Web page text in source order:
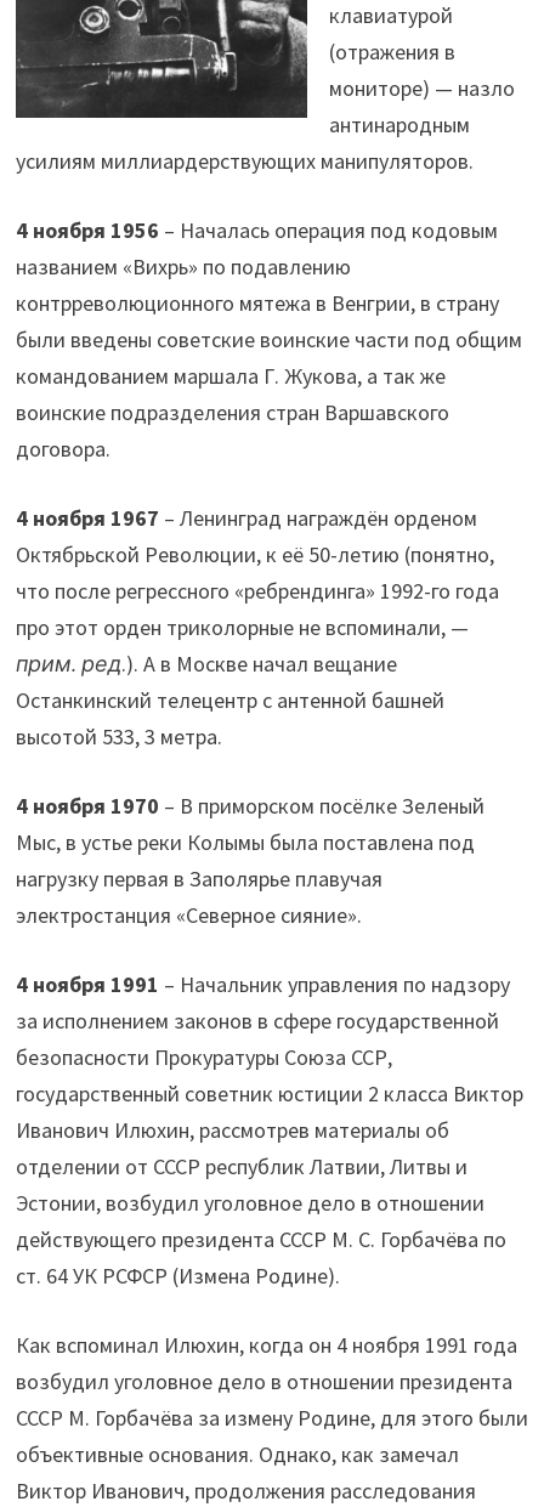
клавиатурой
(отражения в
мониторе) — назло
антинародным
усилиям миллиардерствующих манипуляторов.
4 ноября 1956 – Началась операция под кодовым
названием «Вихрь» по подавлению
контрреволюционного мятежа в Венгрии, в страну
были введены советские воинские части под общим
командованием маршала Г. Жукова, а так же
воинские подразделения стран Варшавского
договора.
4 ноября 1967 – Ленинград награждён орденом
Октябрьской Революции, к её 50-летию (понятно,
что после регрессного «ребрендинга» 1992-го года
про этот орден триколорные не вспоминали, —
прим. ред.). А в Москве начал вещание
Останкинский телецентр с антенной башней
высотой 533, 3 метра.
4 ноября 1970 – В приморском посёлке Зеленый
Мыс, в устье реки Колымы была поставлена под
нагрузку первая в Заполярье плавучая
электростанция «Северное сияние».
4 ноября 1991 – Начальник управления по надзору
за исполнением законов в сфере государственной
безопасности Прокуратуры Союза ССР,
государственный советник юстиции 2 класса Виктор
Иванович Илюхин, рассмотрев материалы об
отделении от СССР республик Латвии, Литвы и
Эстонии, возбудил уголовное дело в отношении
действующего президента СССР М. С. Горбачёва по
ст. 64 УК РСФСР (Измена Родине).
Как вспоминал Илюхин, когда он 4 ноября 1991 года
возбудил уголовное дело в отношении президента
СССР М. Горбачёва за измену Родине, для этого были
объективные основания. Однако, как замечал
Виктор Иванович, продолжения расследования